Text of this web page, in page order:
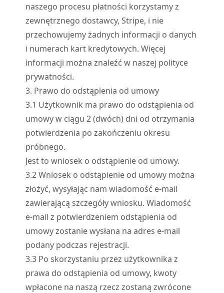
naszego procesu płatności korzystamy z
zewnętrznego dostawcy, Stripe, i nie
przechowujemy żadnych informacji o danych
i numerach kart kredytowych. Więcej
informacji można znaleźć w naszej polityce
prywatności.
3. Prawo do odstąpienia od umowy
3.1 Użytkownik ma prawo do odstąpienia od
umowy w ciągu 2 (dwóch) dni od otrzymania
potwierdzenia po zakończeniu okresu
próbnego.
Jest to wniosek o odstąpienie od umowy.
3.2Wniosek o odstąpienie od umowy można
złożyć, wysyłając nam wiadomość e-mail
zawierającą szczegóły wniosku. Wiadomość
e-mail z potwierdzeniem odstąpienia od
umowy zostanie wysłana na adres e-mail
podany podczas rejestracji.
3.3Po skorzystaniu przez użytkownika z
prawa do odstąpienia od umowy, kwoty
wpłacone na naszą rzecz zostaną zwrócone